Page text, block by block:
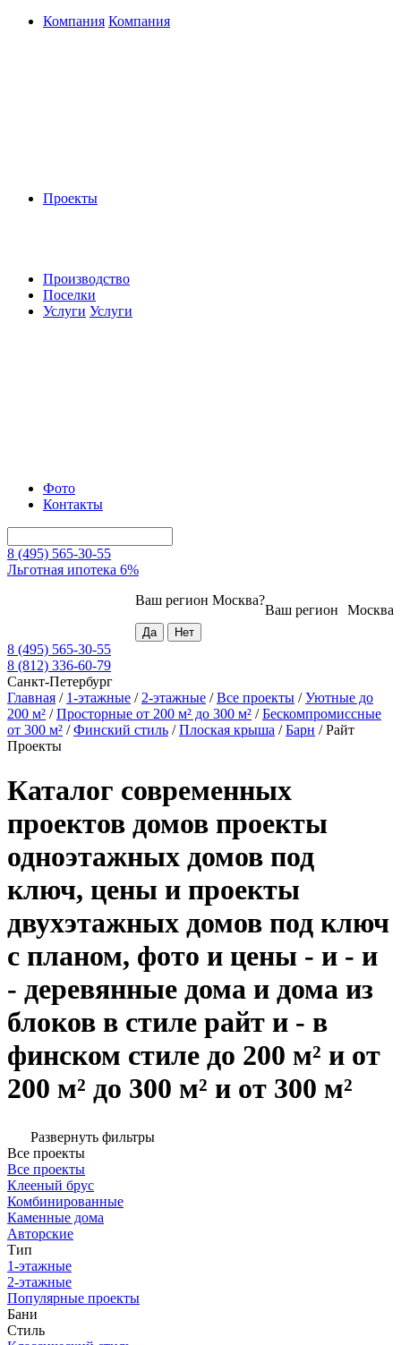
Компания Компания
Проекты
Производство
Поселки
Услуги Услуги
Фото
Контакты
8 (495) 565-30-55
Льготная ипотека 6%
Москва
Ваш регион
Ваш регион Москва?
8 (495) 565-30-55
8 (812) 336-60-79
Санкт-Петербург
Главная / 1-этажные / 2-этажные /Все проекты /Уютные до
200 м² /Просторные от 200 м² до 300 м² /Бескомпромиссные
от 300 м² /Финский стиль /Плоская крыша /Барн /Райт
Проекты
Каталог современных
проектов домов проекты
одноэтажных домов под
ключ, цены и проекты
двухэтажных домов под ключ
с планом, фото и цены - и - и
- деревянные дома и дома из
блоков в стиле райт и - в
финском стиле до 200 м² и от
200 м² до 300 м² и от 300 м²
Развернуть фильтры
Все проекты
Все проекты
Клееный брус
Комбинированные
Каменные дома
Авторские
Тип
1-этажные
2-этажные
Популярные проекты
Бани
Стиль